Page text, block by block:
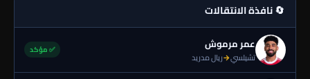
🔄 نافذة الانتقالات
عمر مرموش
تشيلسي→ريال مدريد
✅ مؤكد